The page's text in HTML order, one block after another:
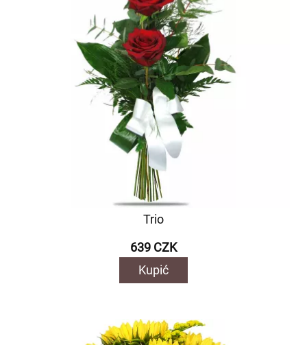
Trio
639 CZK
Kupić